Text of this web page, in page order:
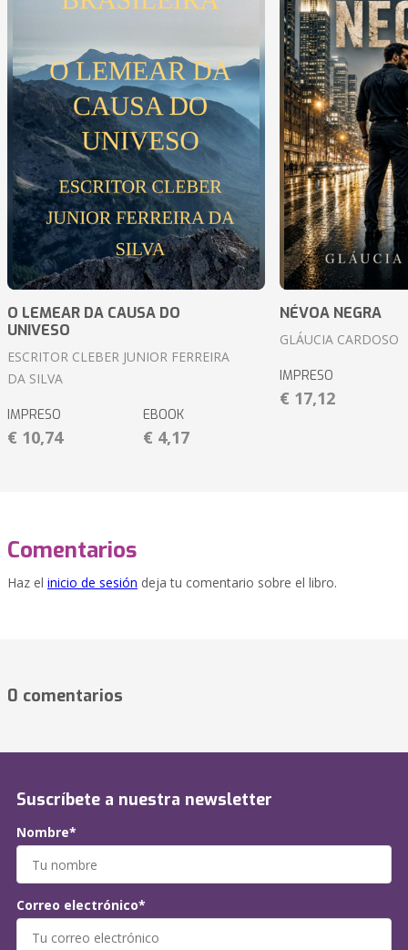
O LEMEAR DA CAUSA DO
UNIVESO
ESCRITOR CLEBER JUNIOR FERREIRA
DA SILVA
IMPRESO
€ 10,74
EBOOK
€ 4,17
NÉVOA NEGRA
GLÁUCIA CARDOSO
IMPRESO
€ 17,12
Comentarios
Haz el inicio de sesión deja tu comentario sobre el libro.
0 comentarios
Suscríbete a nuestra newsletter
Nombre*
Correo electrónico*